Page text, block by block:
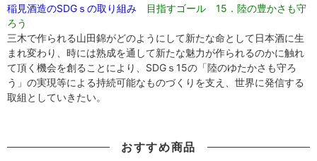
稲見酒造のSDGｓの取り組み
目指すゴール 15．陸の豊かさも守
ろう
三木で作られる山田錦がどのようにして新たな命として日本酒に生
まれ変わり、時には熟成を通して新たな魅力が作られるのかに触れ
て頂く機会を創ることにより、SDGｓ15の「陸のゆたかさも守ろ
う」の実現等による持続可能なものづくりを支え、世界に発信する
取組としていきたい。
おすすめ商品